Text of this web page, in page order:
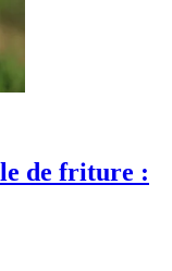
de friture :